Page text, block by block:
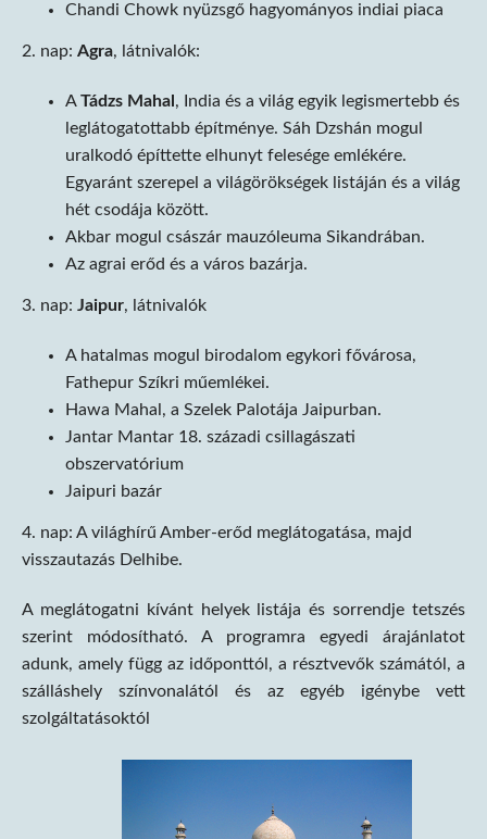
Chandi Chowk nyüzsgő hagyományos indiai piaca
2. nap: Agra, látnivalók:
ATádzs Mahal , India és a világ egyik legismertebb és
leglátogatottabb építménye. Sáh Dzshán mogul
uralkodó építtette elhunyt felesége emlékére.
Egyaránt szerepel a világörökségek listáján és a világ
hét csodája között.
Akbar mogul császár mauzóleuma Sikandrában.
Az agrai erőd és a város bazárja.
3. nap: Jaipur, látnivalók
A hatalmas mogul birodalom egykori fővárosa,
Fathepur Szíkri műemlékei.
Hawa Mahal, a Szelek Palotája Jaipurban.
Jantar Mantar 18. századi csillagászati
obszervatórium
Jaipuri bazár
4. nap: A világhírű Amber-erőd meglátogatása, majd
visszautazás Delhibe.
A meglátogatni kívánt helyek listája és sorrendje tetszés
szerint módosítható. A programra egyedi árajánlatot
adunk, amely függ az időponttól, a résztvevők számától, a
szálláshely színvonalától és az egyéb igénybe vett
szolgáltatásoktól